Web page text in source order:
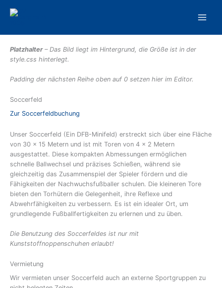
Inhalt
Platzhalter– Das Bild liegt im Hintergrund, die Größe ist in der
style.css hinterlegt.
Padding der nächsten Reihe oben auf 0 setzen hier im Editor.
Soccerfeld
Zur Soccerfeldbuchung
Unser Soccerfeld (Ein DFB-Minifeld) erstreckt sich über eine Fläche
von 30 x 15 Metern und ist mit Toren von 4 x 2 Metern
ausgestattet. Diese kompakten Abmessungen ermöglichen
schnelle Ballwechsel und präzises Schießen, während sie
gleichzeitig das Zusammenspiel der Spieler fördern und die
Fähigkeiten der Nachwuchsfußballer schulen. Die kleineren Tore
bieten den Torhütern die Gelegenheit, ihre Reflexe und
Abwehrfähigkeiten zu verbessern. Es ist ein idealer Ort, um
grundlegende Fußballfertigkeiten zu erlernen und zu üben.
Die Benutzung des Soccerfeldes ist nur mit
Kunststoffnoppenschuhen erlaubt!
Vermietung
Wir vermieten unser Soccerfeld auch an externe Sportgruppen zu